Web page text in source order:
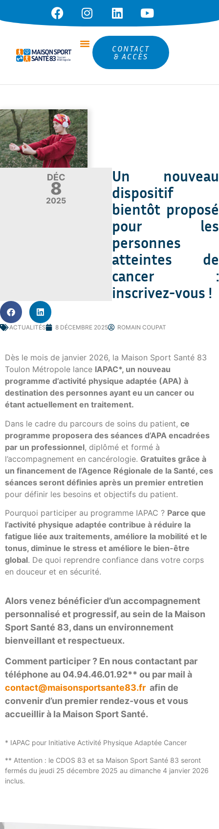
CONTACT
& ACCÈS
DÉC
8
2025
Un nouveau
dispositif
bientôt proposé
pour les
personnes
atteintes de
cancer :
inscrivez-vous !
ACTUALITÉS 8 DÉCEMBRE 2025 ROMAIN COUPAT
Dès le mois de janvier 2026, la Maison Sport Santé 83
Toulon Métropole lance IAPAC*, un nouveau
programme d’activité physique adaptée (APA) à
destination des personnes ayant eu un cancer ou
étant actuellement en traitement.
Dans le cadre du parcours de soins du patient, ce
programme proposera des séances d’APA encadrées
par un professionnel, diplômé et formé à
l’accompagnement en cancérologie. Gratuites grâce à
un financement de l’Agence Régionale de la Santé, ces
séances seront définies après un premier entretien
pour définir les besoins et objectifs du patient.
Pourquoi participer au programme IAPAC ? Parce que
l’activité physique adaptée contribue à réduire la
fatigue liée aux traitements, améliore la mobilité et le
tonus, diminue le stress et améliore le bien-être
global. De quoi reprendre confiance dans votre corps
en douceur et en sécurité.
Alors venez bénéficier d’un accompagnement
personnalisé et progressif, au sein de la Maison
Sport Santé 83, dans un environnement
bienveillant et respectueux.
Comment participer ? En nous contactant par
téléphone au 04.94.46.01.92** ou par mail à
contact@maisonsportsante83.fr afin de
convenir d’un premier rendez-vous et vous
accueillir à la Maison Sport Santé.
* IAPAC pour Initiative Activité Physique Adaptée Cancer
** Attention : le CDOS 83 et sa Maison Sport Santé 83 seront
fermés du jeudi 25 décembre 2025 au dimanche 4 janvier 2026
inclus.